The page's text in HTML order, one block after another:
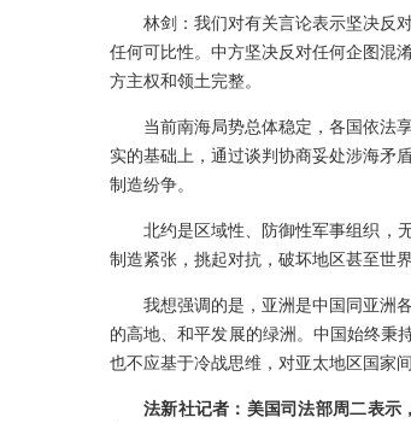
林剑：我们对有关言论表示坚决反
任何可比性。中方坚决反对任何企图混
方主权和领土完整。
当前南海局势总体稳定，各国依法
实的基础上，通过谈判协商妥处涉海矛
制造纷争。
北约是区域性、防御性军事组织，
制造紧张，挑起对抗，破坏地区甚至世
我想强调的是，亚洲是中国同亚洲
的高地、和平发展的绿洲。中国始终秉
也不应基于冷战思维，对亚太地区国家
法新社记者：美国司法部周二表示